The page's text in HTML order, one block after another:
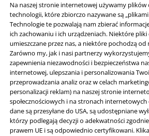
Na naszej stronie internetowej używamy plików
technologii, które zbiorczo nazywane są
Technologie te pozwalają nam zbierać
ich zachowaniu i ich urządzeniach. Niektóre pliki
umieszczane przez nas, a niektóre pochodzą
Zarówno my, jak i nasi partnerzy
zapewnienia niezawodności i bezpieczeństwa
internetowej, ulepszania i personalizowania
przeprowadzania analiz oraz w celach
personalizacji reklam) na naszej stronie
społecznościowych i na stronach internetowych
dane są przesyłane do USA, są udostępniane
którzy podlegają decyzji o adekwatności
prawem UE i są odpowiednio certyfikowani.
Informacje prawne
Regulamin